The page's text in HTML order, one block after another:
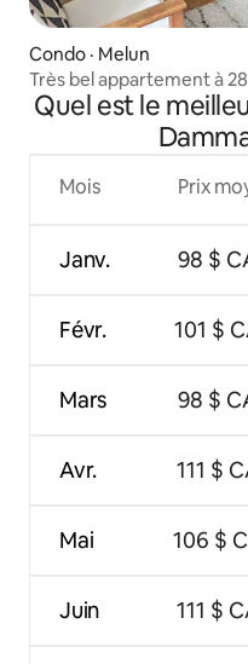
Condo · Melun
Très bel appartement à
Quel est le
Mois
Janv.
Févr.
Mars
Avr.
Mai
Juin
Prix
98 $
101 $
98 $
111 $
106 $
111 $